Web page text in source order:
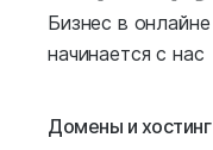
Бизнес в онлайне
начинается с нас
Домены и хостинг